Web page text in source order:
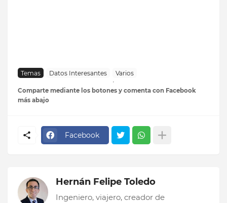
Temas Datos Interesantes Varios
Comparte mediante los botones y comenta con Facebook
más abajo
Facebook
Hernán Felipe Toledo
Ingeniero, viajero, creador de